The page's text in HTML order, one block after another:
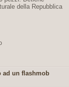
della Repubblica
ad un flashmob